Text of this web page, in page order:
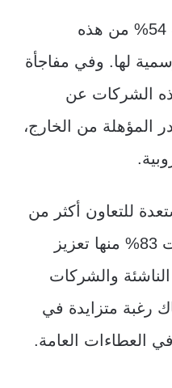
وبالإضافة إلى ذلك، اختارت 54% من هذه
لها. وفي مفاجأة
71% من هذه الشركات عن
المؤهلة من الخارج،
للتعاون أكثر من
أي وقت مضى، حيث وصفت 83% منها تعزيز
والشركات
رغبة متزايدة في
العطاءات العامة.